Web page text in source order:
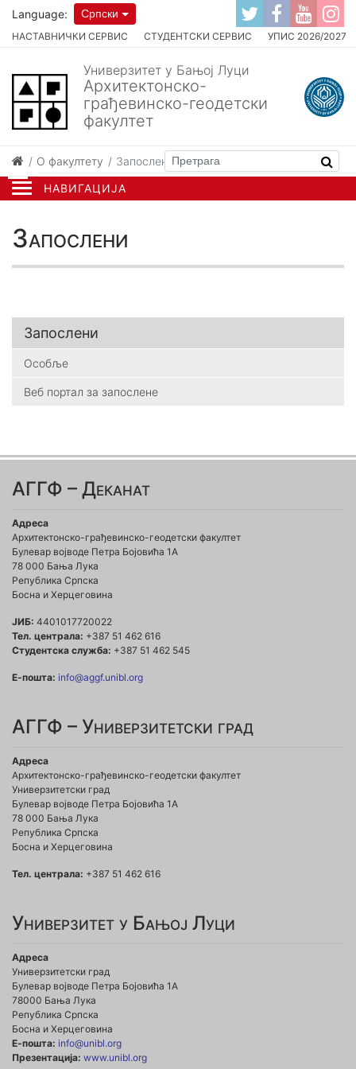
НАВИГАЦИЈА
НАСТАВНИЧКИ СЕРВИС СТУДЕНТСКИ СЕРВИС УПИС 2026/2027
Language: Српски
Универзитет у Бањој Луци
Архитектонско-
грађевинско-геодетски
факултет
О факултету Запослени
Запослени
Особље
Веб портал за запослене
Запослени
АГГФ – Деканат
Адреса
Архитектонско-грађевинско-геодетски факултет
Булевар војводе Петра Бојовића 1A
78 000 Бања Лука
Република Српска
Босна и Херцеговина
ЈИБ: 4401017720022
Тел. централа: +387 51 462 616
Студентска служба: +387 51 462 545
Е-пошта: info@aggf.unibl.org
АГГФ – Универзитетски град
Адреса
Архитектонско-грађевинско-геодетски факултет
Универзитетски град
Булевар војводе Петра Бојовића 1A
78 000 Бања Лука
Република Српска
Босна и Херцеговина
Тел. централа: +387 51 462 616
Универзитет у Бањој Луци
Адреса
Универзитетски град
Булевар војводе Петра Бојовића 1А
78000 Бања Лука
Република Српска
Босна и Херцеговина
Е-пошта: info@unibl.org
Презентација: www.unibl.org